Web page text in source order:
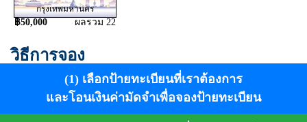
กรุงเทพมหานคร
฿50,000 ผลรวม 22
วิธีการจอง
(1) เลือกป้ายทะเบียนที่เราต้องการ
และโอนเงินค่ามัดจำเพื่อจองป้ายทะเบียน